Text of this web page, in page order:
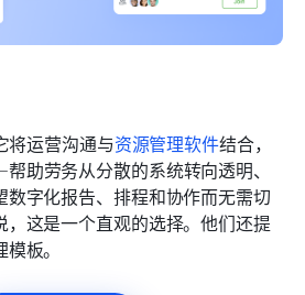
将运营沟通与资源管理软件结合，
助劳务从分散的系统转向透明、
字化报告、排程和协作而无需切
这是一个直观的选择。他们还提
板。